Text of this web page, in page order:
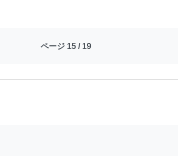
ページ 15 / 19